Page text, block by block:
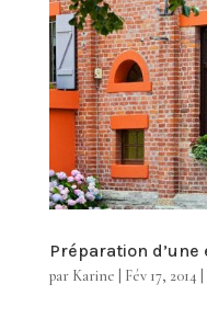
Préparation
par Karine Fév 17, 2014